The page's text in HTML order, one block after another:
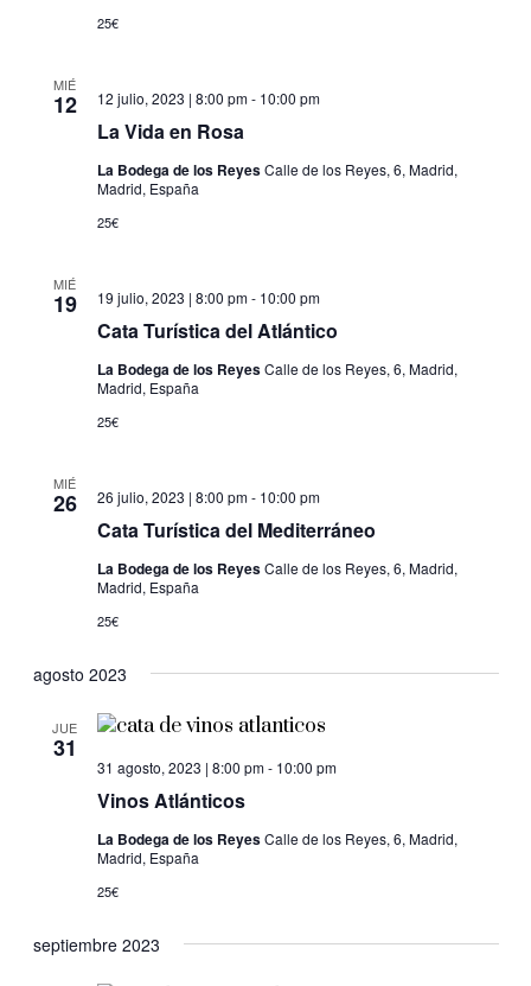
25€
MIÉ
12
La Vida en Rosa
12 julio, 2023 | 8:00 pm- 10:00 pm
La Bodega de los ReyesCalle de los Reyes, 6, Madrid,
Madrid, España
25€
MIÉ
19
Cata Turística del Atlántico
19 julio, 2023 | 8:00 pm- 10:00 pm
La Bodega de los ReyesCalle de los Reyes, 6, Madrid,
Madrid, España
25€
MIÉ
26
Cata Turística del Mediterráneo
26 julio, 2023 | 8:00 pm- 10:00 pm
La Bodega de los ReyesCalle de los Reyes, 6, Madrid,
Madrid, España
25€
agosto 2023
JUE
31
Vinos Atlánticos
31 agosto, 2023 | 8:00 pm- 10:00 pm
La Bodega de los ReyesCalle de los Reyes, 6, Madrid,
Madrid, España
25€
septiembre 2023